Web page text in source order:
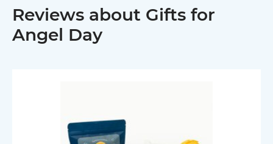
Reviews about Gifts for
Angel Day